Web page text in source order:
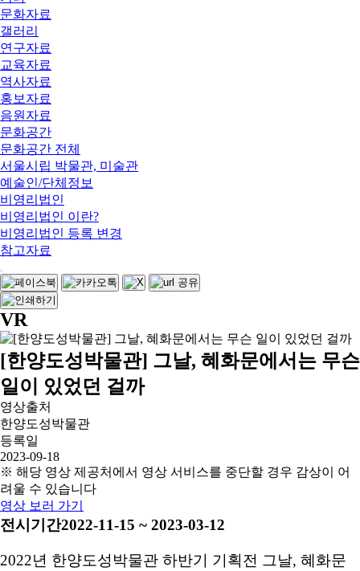
문화자료
갤러리
연구자료
교육자료
역사자료
홍보자료
음원자료
문화공간
문화공간 전체
서울시립 박물관, 미술관
예술인/단체정보
비영리법인
비영리법인 이란?
비영리법인 등록 변경
참고자료
VR
[한양도성박물관] 그날, 혜화문에서는 무슨
일이 있었던 걸까
영상출처
한양도성박물관
등록일
2023-09-18
※ 해당 영상 제공처에서 영상 서비스를 중단할 경우 감상이 어
려울 수 있습니다
영상 보러 가기
전시기간2022-11-15 ~ 2023-03-12
2022년 한양도성박물관 하반기 기획전 그날, 혜화문